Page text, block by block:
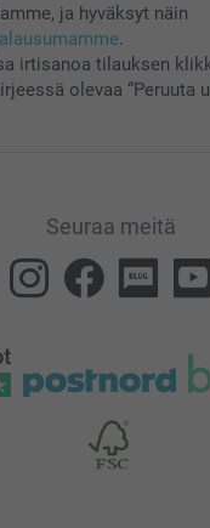
ja hyväksyt näin
.
irtisanoa tilauksen
olevaa “Peruuta
Seuraa meitä